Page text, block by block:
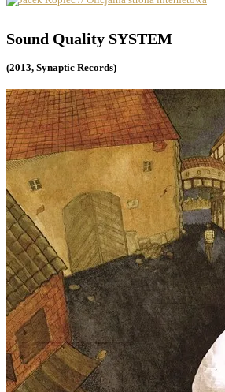
Sound Quality SYSTEM
(2013, Synaptic Records)